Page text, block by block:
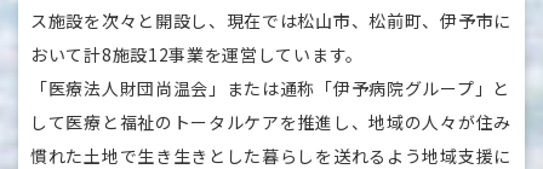
・デイサービスセンターたかやなぎ（伊予郡松前町）
・デイサービスセンターほうゆー温泉・
高齢者住宅グレースフォーユー余戸（松山市余戸）
■スタッフについて
ス施設を次々と開設し、現在では松山市、松前町、伊予市に
おいて計8施設12事業を運営しています。
「医療法人財団尚温会」または通称「伊予病院グループ」と
して医療と福祉のトータルケアを推進し、地域の人々が住み
慣れた土地で生き生きとした暮らしを送れるよう地域支援に